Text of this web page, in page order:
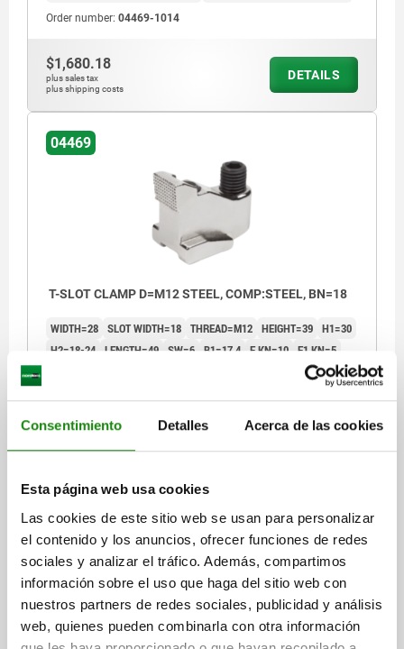
Consentimiento Detalles Acerca de las cookies
Esta página web usa cookies
Las cookies de este sitio web se usan para personalizar
el contenido y los anuncios, ofrecer funciones de redes
sociales y analizar el tráfico. Además, compartimos
información sobre el uso que haga del sitio web con
nuestros partners de redes sociales, publicidad y análisis
web, quienes pueden combinarla con otra información
Order number: 04469-1014
$1,680.18
plus sales tax
plus shipping costs
DETAILS
04469
T-SLOT CLAMP D=M12 STEEL, COMP:STEEL, BN=18
WIDTH=28 SLOT WIDTH=18 THREAD=M12 HEIGHT=39 H1=30
H2=18-24 LENGTH=49 SW=6 B1=17,4 F KN=10 F1 KN=5
TIGHTENING TORQUE M2 NM=15
Order number:04469-1218
DETAILS
04469